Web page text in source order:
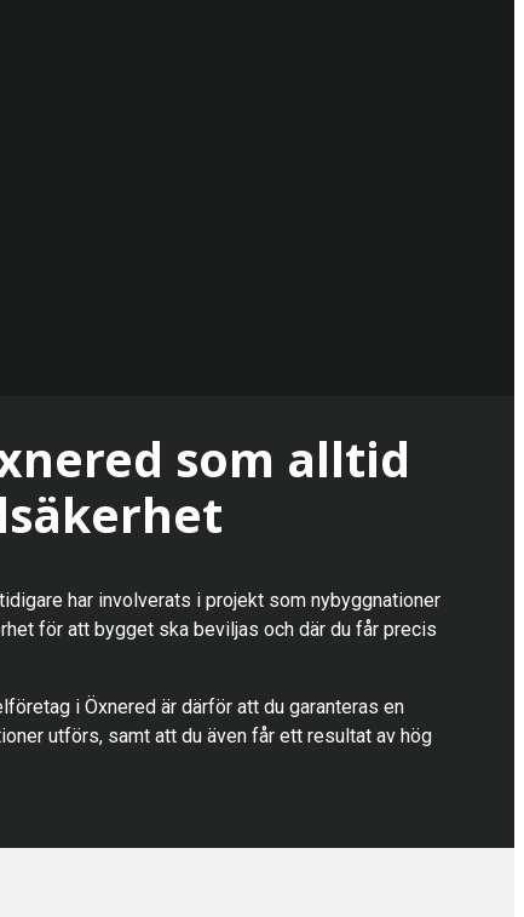
som alltid
har involverats i projekt som nybyggnationer
för att bygget ska beviljas och där du får precis
i Öxnered är därför att du garanteras en
utförs, samt att du även får ett resultat av hög